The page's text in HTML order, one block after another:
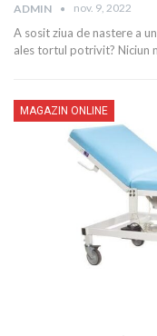
ADMIN nov. 9, 2022
A sosit ziua de nastere a
ales tortul potrivit? Niciun
MAGAZIN ONLINE